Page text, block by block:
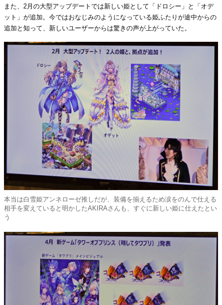
また、2月の大型アップデートでは新しい姫として「ドロシー」と「オデ
ット」が追加。今ではおなじみのようになっている姫ふたりが途中からの
追加と知って、新しいユーザーからは驚きの声が上がっていた。
本当は白雪姫アンネローゼ推しだが、装備を揃えるため涙をのんで仕える
相手を変えていると明かしたAKIRAさんも、すぐに新しい姫に仕えたとい
う